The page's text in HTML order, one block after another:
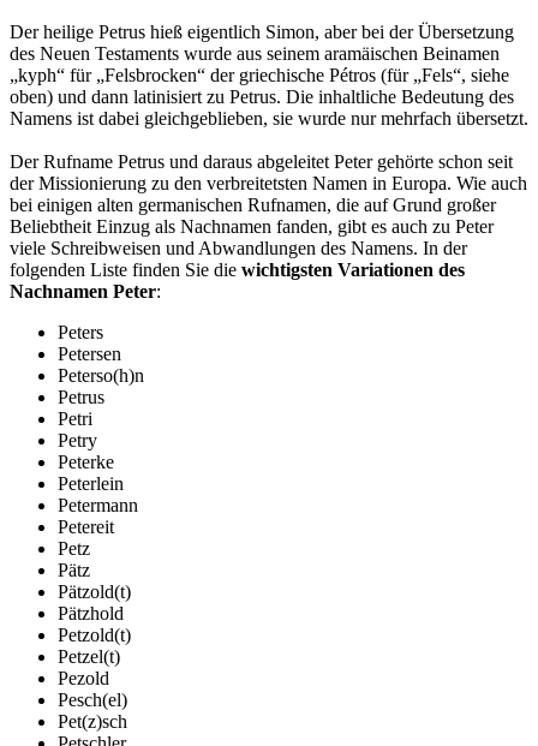
Der heilige Petrus hieß eigentlich Simon, aber bei der Übersetzung
des Neuen Testaments wurde aus seinem aramäischen Beinamen
„kyph“ für „Felsbrocken“ der griechische Pétros (für „Fels“, siehe
oben) und dann latinisiert zu Petrus. Die inhaltliche Bedeutung des
Namens ist dabei gleichgeblieben, sie wurde nur mehrfach übersetzt.
Der Rufname Petrus und daraus abgeleitet Peter gehörte schon seit
der Missionierung zu den verbreitetsten Namen in Europa. Wie auch
bei einigen alten germanischen Rufnamen, die auf Grund großer
Beliebtheit Einzug als Nachnamen fanden, gibt es auch zu Peter
viele Schreibweisen und Abwandlungen des Namens. In der
folgenden Liste finden Sie die wichtigsten Variationen des
Nachnamen Peter:
Peters
Petersen
Peterso(h)n
Petrus
Petri
Petry
Peterke
Peterlein
Petermann
Petereit
Petz
Pätz
Pätzold(t)
Pätzhold
Petzold(t)
Petzel(t)
Pezold
Pesch(el)
Pet(z)sch